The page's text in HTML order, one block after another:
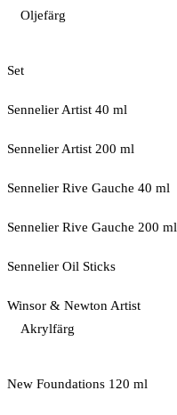
Oljefärg
Set
Sennelier Artist 40 ml
Sennelier Artist 200 ml
Sennelier Rive Gauche 40 ml
Sennelier Rive Gauche 200 ml
Sennelier Oil Sticks
Winsor & Newton Artist
Akrylfärg
New Foundations 120 ml